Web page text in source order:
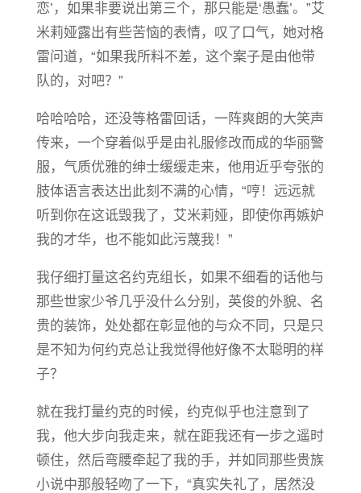
恋’，如果非要说出第三个，那只能是‘愚蠢’。”艾
米莉娅露出有些苦恼的表情，叹了口气，她对格
雷问道，“如果我所料不差 ，这个案子是由他带
队的，对吧？”
哈哈哈哈，还没等格雷回话，一阵爽朗的大笑声
传来，一个穿着似乎是由礼服修改而成的华丽警
服，气质优雅的绅士缓缓走来，他用近乎夸张的
肢体语言表达出此刻不满的心情，“哼！远远就
听到你在这诋毁我了，艾米莉娅，即使你再嫉妒
我的才华，也不能如此污蔑我！”
我仔细打量这名约克组长，如果不细看的话他与
那些世家少爷几乎没什么分别，英俊的外貌、名
贵的装饰，处处都在彰显他的与众不同，只是只
是不知为何约克总让我觉得他好像不太聪明的样
子？
就在我打量约克的时候，约克似乎也注意到了
我，他大步向我走来，就在距我还有一步之遥时
顿住，然后弯腰牵起了我的手，并如同那些贵族
小说中那般轻吻了一下，“真实失礼了，居然没